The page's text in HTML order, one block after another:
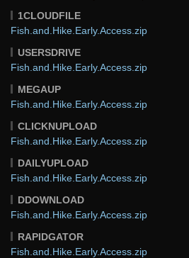
1CLOUDFILE
Fish.and.Hike.Early.Access.zip
USERSDRIVE
Fish.and.Hike.Early.Access.zip
MEGAUP
Fish.and.Hike.Early.Access.zip
CLICKNUPLOAD
Fish.and.Hike.Early.Access.zip
DAILYUPLOAD
Fish.and.Hike.Early.Access.zip
DDOWNLOAD
Fish.and.Hike.Early.Access.zip
RAPIDGATOR
Fish.and.Hike.Early.Access.zip